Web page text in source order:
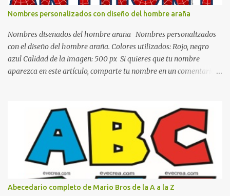
de calidez. Los colores terra son excelentes para usar en el
dormitorio nos brinda esa sensación de tranquilidad y confort. El
color gris es un color muy relajante y por lo tanto entra en la lista
de colo...
Nombres personalizados con diseño del hombre araña
Nombres diseñados del hombre araña Nombres personalizados
con el diseño del hombre araña. Colores utilizados: Rojo, negro
azul Calidad de la imagen: 500 px Si quieres que tu nombre
aparezca en este artículo, comparte tu nombre en un comentario y
decorar el dormitorio con pósters Cama con diseño de ring de
boxeo Ideas para decoraciones de fiestas infantiles Cosas bonitas
que se pueden hacer con gomas de coche
Abecedario completo de Mario Bros de la A a la Z